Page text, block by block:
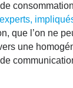
que l’on ne
une